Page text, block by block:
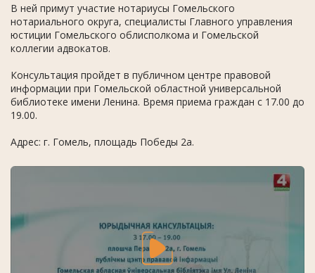
В ней примут участие нотариусы Гомельского
нотариального округа, специалисты Главного управления
юстиции Гомельского облисполкома и Гомельской
коллегии адвокатов.
Консультация пройдет в публичном центре правовой
информации при Гомельской областной универсальной
библиотеке имени Ленина. Время приема граждан с 17.00 до
19.00.
Адрес: г. Гомель, площадь Победы 2а.